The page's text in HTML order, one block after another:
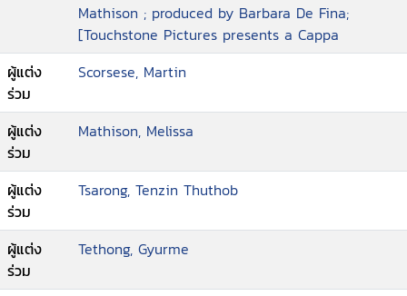
Mathison ; produced by Barbara De Fina;
[Touchstone Pictures presents a Cappa
ผู้แต่ง
ร่วม
Scorsese, Martin
ผู้แต่ง
ร่วม
Mathison, Melissa
ผู้แต่ง
ร่วม
Tsarong, Tenzin Thuthob
ผู้แต่ง
ร่วม
Tethong, Gyurme